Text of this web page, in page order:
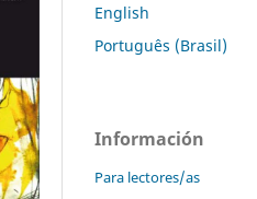
English
Português (Brasil)
Información
Para lectores/as